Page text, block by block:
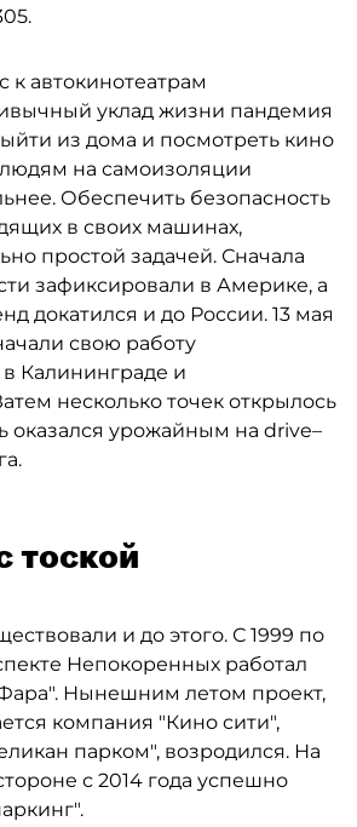
к автокинотеатрам
уклад жизни пандемия
из дома и посмотреть кино
на самоизоляции
Обеспечить безопасность
в своих машинах,
простой задачей. Сначала
зафиксировали в Америке, а
докатился и до России. 13 мая
свою работу
Калининграде и
несколько точек открылось
оказался урожайным на drive–
тоской
и до этого. С 1999 по
Непокоренных работал
Нынешним летом проект,
компания "Кино сити",
парком", возродился. На
с 2014 года успешно